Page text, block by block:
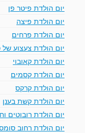
יום הולדת פיטר פן
יום הולדת פיצה
יום הולדת פרחים
יום הולדת צעצוע של
יום הולדת קאובוי
יום הולדת קסמים
יום הולדת קרקס
יום הולדת קשת בענן
יום הולדת רובוטים
יום הולדת רחוב